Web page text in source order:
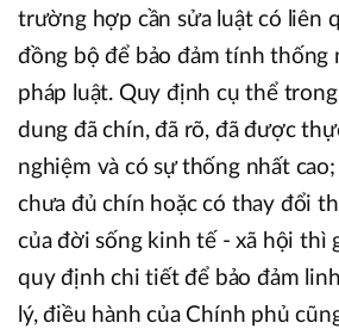
trường hợp cần sửa luật có liên
đồng bộ để bảo đảm tính thống
pháp luật. Quy định cụ thể
dung đã chín, đã rõ, đã được
nghiệm và có sự thống nhất
chưa đủ chín hoặc có thay đổi
của đời sống kinh tế - xã hội thì
quy định chi tiết để bảo đảm
lý, điều hành của Chính phủ